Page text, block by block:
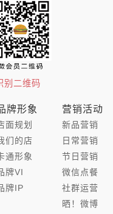
别二维码
牌形象
面规划
们的店
通形象
牌VI
牌IP
营销活动
新品营销
日常营销
节日营销
微信点餐
社群运营
晒！微博